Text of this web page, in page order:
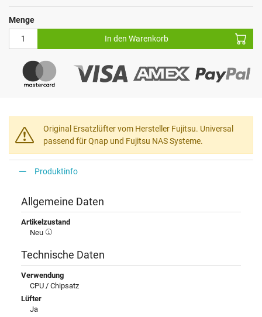
Menge
In den Warenkorb
Original Ersatzlüfter vom Hersteller Fujitsu. Universal
passend für Qnap und Fujitsu NAS Systeme.
Produktinfo
Allgemeine Daten
Artikelzustand
Neu
Technische Daten
Verwendung
CPU / Chipsatz
Lüfter
Ja